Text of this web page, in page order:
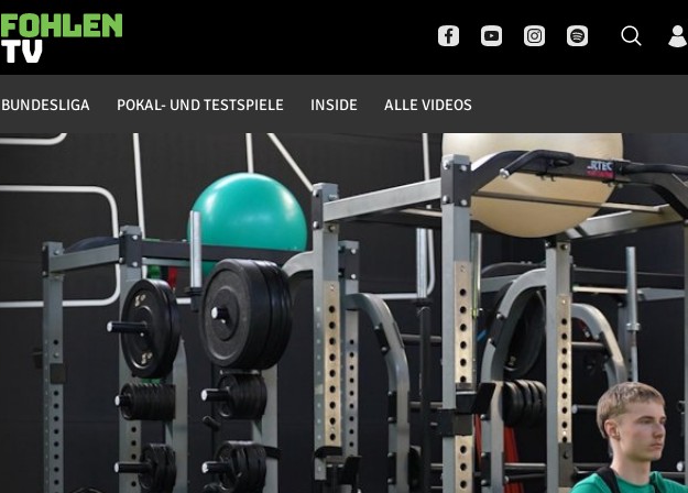
BUNDESLIGA POKAL- UND TESTSPIELE INSIDE ALLE VIDEOS
Bundesliga
Saison 20/21
Saison 18/19
Saison 17/18
Saison 16/17
Saison 14/15
Saison 13/14
Saison 12/13
Saison 11/12
Pokal- und Testspiele
DFB Pokal
Champions League
Europa League
Testspiele
Inside
News
Interviews
Pressekonferenzen
Rund um Borussia
Trainingslager
Buntes
Historie
English